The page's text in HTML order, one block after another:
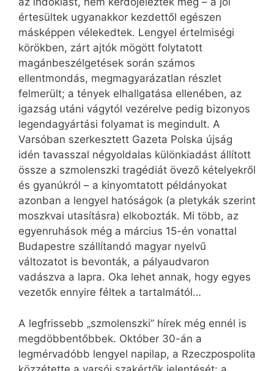
értesültek ugyanakkor kezdettől egészen
másképpen vélekedtek. Lengyel értelmiségi
körökben, zárt ajtók mögött folytatott
magánbeszélgetések során számos
ellentmondás, megmagyarázatlan részlet
felmerült; a tények elhallgatása ellenében, az
igazság utáni vágytól vezérelve pedig bizonyos
legendagyártási folyamat is megindult. A
Varsóban szerkesztett Gazeta Polska újság
idén tavasszal négyoldalas különkiadást állított
össze a szmolenszki tragédiát övező kételyekről
és gyanúkról – a kinyomtatott példányokat
azonban a lengyel hatóságok (a pletykák szerint
moszkvai utasításra) elkobozták. Mi több, az
egyenruhások még a március 15-én vonattal
Budapestre szállítandó magyar nyelvű
változatot is bevonták, a pályaudvaron
vadászva a lapra. Oka lehet annak, hogy egyes
vezetők ennyire féltek a tartalmától…
A legfrissebb „szmolenszki” hírek még ennél is
megdöbbentőbbek. Október 30-án a
legmérvadóbb lengyel napilap, a Rzeczpospolita